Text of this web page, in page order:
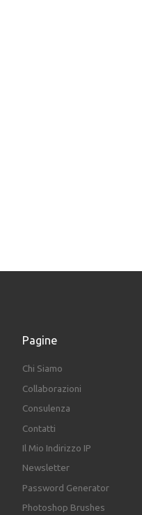
Pagine
Chi Siamo
Collaborazioni
Consulenza
Contatti
Il Mio Indirizzo IP
Newsletter
Password Generator
Photoshop Brushes